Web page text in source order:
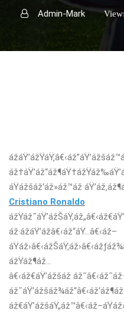
Admin-Mark
áŸážšáž‘áž»áž™áž
Cristiano Ronaldo
áž·ážáŸ’ážâ€‹áž“áŸ…â€‹áž–
ážŸáž¶áž…
â€‹áž€áŸ’ážšáž